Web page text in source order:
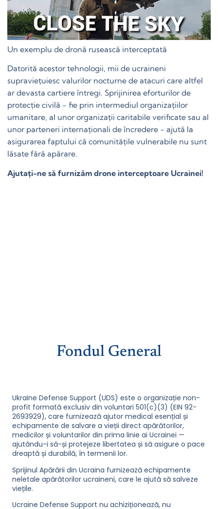
Un exemplu de dronă rusească interceptată
Datorită acestor tehnologii, mii de ucraineni
supraviețuiesc valurilor nocturne de atacuri care altfel
ar devasta cartiere întregi. Sprijinirea eforturilor de
protecție civilă - fie prin intermediul organizațiilor
umanitare, al unor organizații caritabile verificate sau al
unor parteneri internaționali de încredere - ajută la
asigurarea faptului că comunitățile vulnerabile nu sunt
lăsate fără apărare.
Ajutați-ne să furnizăm drone interceptoare Ucrainei!
Fondul General
Ukraine Defense Support (UDS) este o organizație non-
profit formată exclusiv din voluntari 501(c)(3) (EIN 92-
2693929), care furnizează ajutor medical esențial și
echipamente de salvare a vieții direct apărătorilor,
medicilor și voluntarilor din prima linie ai Ucrainei —
ajutându-i să-și protejeze libertatea și să asigure o pace
dreaptă și durabilă, în termenii lor.
Sprijinul Apărării din Ucraina furnizează echipamente
neletale apărătorilor ucraineni, care le ajută să salveze
viețile.
Ucraine Defense Support nu achiziționează, nu